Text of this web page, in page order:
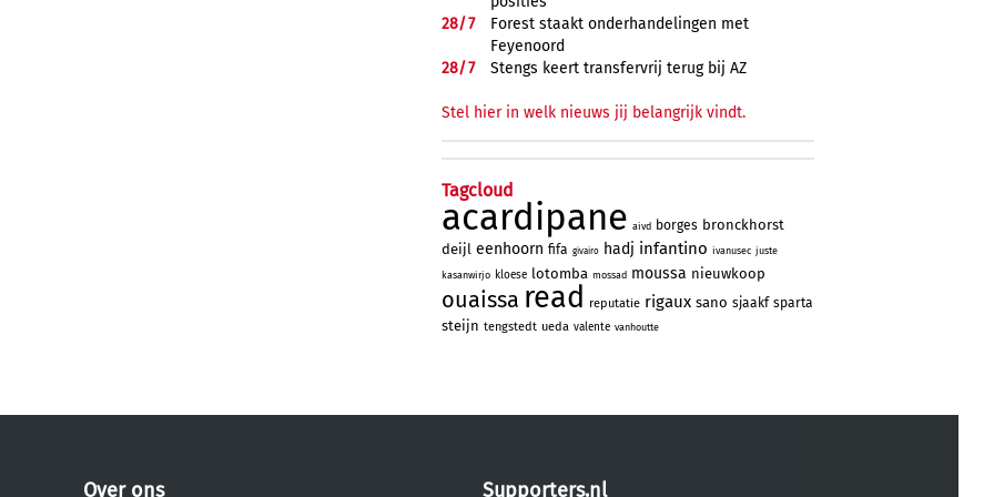
28/7
Forest staakt onderhandelingen met
Feyenoord
28/7 Stengs keert transfervrij terug bij AZ
Stel hier in welk nieuws jij belangrijk vindt.
Tagcloud
acardipane aivd borges bronckhorst
deijl eenhoorn fifa givairo hadj infantino ivanusec juste
kasanwirjo kloese lotomba mossad moussa nieuwkoop
ouaissa read reputatie rigaux sano sjaakf sparta
steijn tengstedt ueda valente vanhoutte
Over ons Supporters.nl